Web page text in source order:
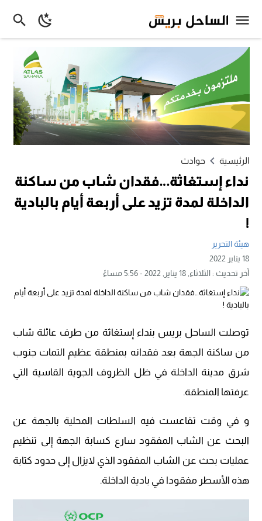
الرئيسية حوادث
نداء إستغاثة…فقدان شاب من ساكنة
الداخلة لمدة تزيد على أربعة أيام بالبادية
!
هيئة التحرير
18 يناير 2022
آخر تحديث :الثلاثاء, 18 يناير, 2022 - 5:56 مساءً
توصلت الساحل بريس بنداء إستغاثة من طرف عائلة شاب
من ساكنة الجهة بعد فقدانه بمنطقة عظيم التمات جنوب
شرق مدينة الداخلة في ظل الظروف الجوية القاسية التي
عرفتها المنطقة.
و في وقت تقاعست فيه السلطات المحلية بالجهة عن
البحث عن الشاب المفقود سارع كسابة الجهة إلى تنظيم
عمليات بحث عن الشاب المفقود الذي لايزال إلى حدود كتابة
هذه الأسطر مفقودا في بادية الداخلة.